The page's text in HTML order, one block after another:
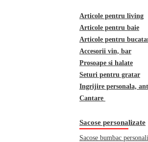
Articole pentru living
Articole pentru baie
Articole pentru
Accesorii vin, bar
Prosoape si halate
Seturi pentru gratar
Ingrijire personala,
Cantare
Sacose personalizate
Sacose bumbac